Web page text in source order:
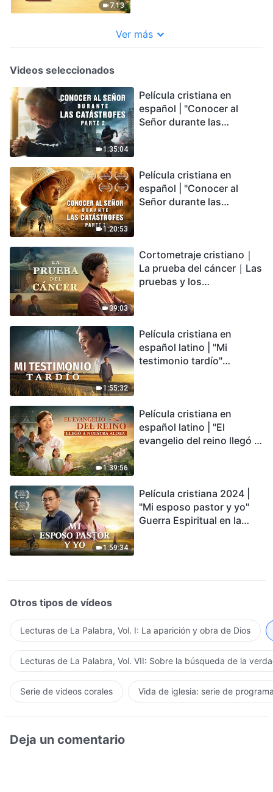
7:13
Ver más
Videos seleccionados
1:35:04
Película cristiana en
español | "Conocer al
Señor durante las
podemos sobrevivir?
1:20:53
Película cristiana en
español | "Conocer al
Señor durante las
encontrarás refugio?
39:03
Cortometraje cristiano｜
La prueba del cáncer｜Las
pruebas y los
1:55:32
Película cristiana en
español latino | "Mi
testimonio tardío"
conmovedor
1:39:56
Película cristiana en
español latino | "El
evangelio del reino llegó a
1:59:34
Película cristiana 2024 |
"Mi esposo pastor y yo"
Guerra Espiritual en la
Otros tipos de vídeos
Lecturas de La Palabra, Vol. I: La aparición y obra de Dios
Lecturas de La Palabra, Vol. VII: Sobre la búsqueda de la
Serie de videos corales Vida de iglesia: serie de
Deja un comentario